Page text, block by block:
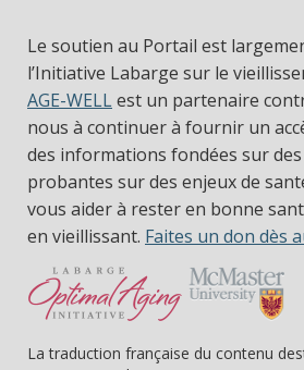
Le soutien au Portail est
l’Initiative Labarge sur le
AGE-WELLest un partenaire
nous à continuer à fournir un
des informations fondées sur
probantes sur des enjeux de
vous aider à rester en bonne
en vieillissant. Faites un don dès
La traduction française du contenu